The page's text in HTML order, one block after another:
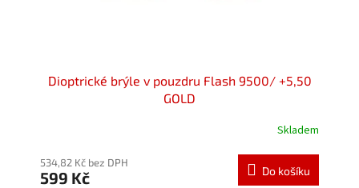
Dioptrické brýle v pouzdru Flash 9500/ +5,50
GOLD
Skladem
534,82 Kč bez DPH
599 Kč Do košíku